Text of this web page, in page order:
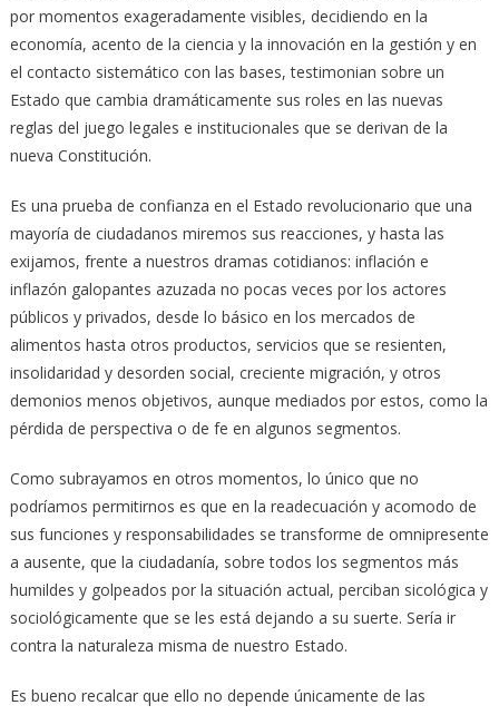
por momentos exageradamente visibles, decidiendo en la
economía, acento de la ciencia y la innovación en la gestión y en
el contacto sistemático con las bases, testimonian sobre un
Estado que cambia dramáticamente sus roles en las nuevas
reglas del juego legales e institucionales que se derivan de la
nueva Constitución.
Es una prueba de confianza en el Estado revolucionario que una
mayoría de ciudadanos miremos sus reacciones, y hasta las
exijamos, frente a nuestros dramas cotidianos: inflación e
inflazón galopantes azuzada no pocas veces por los actores
públicos y privados, desde lo básico en los mercados de
alimentos hasta otros productos, servicios que se resienten,
insolidaridad y desorden social, creciente migración, y otros
demonios menos objetivos, aunque mediados por estos, como la
pérdida de perspectiva o de fe en algunos segmentos.
Como subrayamos en otros momentos, lo único que no
podríamos permitirnos es que en la readecuación y acomodo de
sus funciones y responsabilidades se transforme de omnipresente
a ausente, que la ciudadanía, sobre todos los segmentos más
humildes y golpeados por la situación actual, perciban sicológica y
sociológicamente que se les está dejando a su suerte. Sería ir
contra la naturaleza misma de nuestro Estado.
Es bueno recalcar que ello no depende únicamente de las